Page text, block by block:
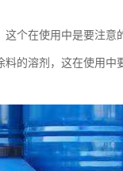
个在使用中是要注意
的溶剂，这在使用中